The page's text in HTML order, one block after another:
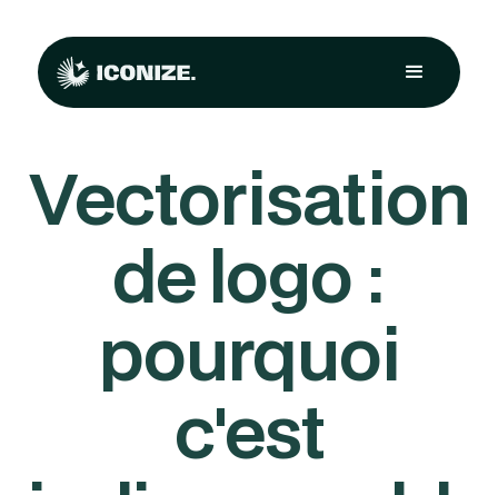
Vectorisation
de logo :
pourquoi
c'est